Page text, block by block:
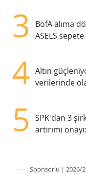
3
BofA alıma
ASELS
4 Altın
verilerinde
5
SPK'dan 3
artırımı
Sponsorlu | 2026/